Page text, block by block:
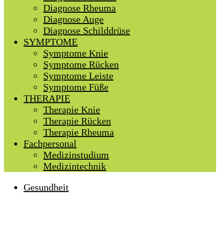
Diagnose Rheuma
Diagnose Auge
Diagnose Schilddrüse
SYMPTOME
Symptome Knie
Symptome Rücken
Symptome Leiste
Symptome Füße
THERAPIE
Therapie Knie
Therapie Rücken
Therapie Rheuma
Fachpersonal
Medizinstudium
Medizintechnik
Gesundheit